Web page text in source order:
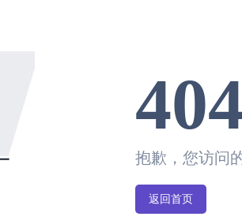
抱歉，您访问
返回首页